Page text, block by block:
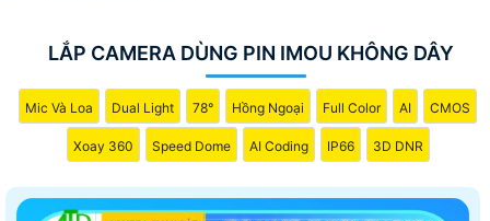
LẮP CAMERA DÙNG PIN IMOU KHÔNG DÂY
Mic Và Loa Dual Light 78° Hồng Ngoại Full Color AI CMOS
Xoay 360 Speed Dome AI Coding IP66 3D DNR